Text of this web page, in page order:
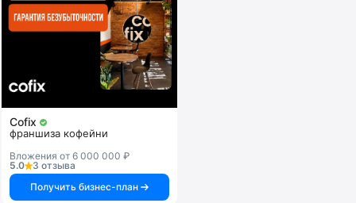
Cofix
франшиза кофейни
Вложения от 6 000 000 ₽
5.0
3 отзыва
Получить бизнес-план